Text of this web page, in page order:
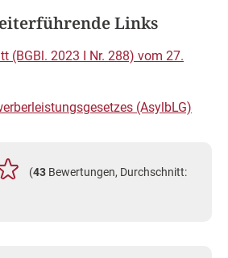
Links
(BGBl. 2023 I Nr. 288) vom 27.
(AsylbLG)
(43 Bewertungen, Durchschnitt: